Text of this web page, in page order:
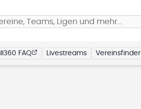
Teams, Ligen und mehr…
FAQ Livestreams Vereinsfinder